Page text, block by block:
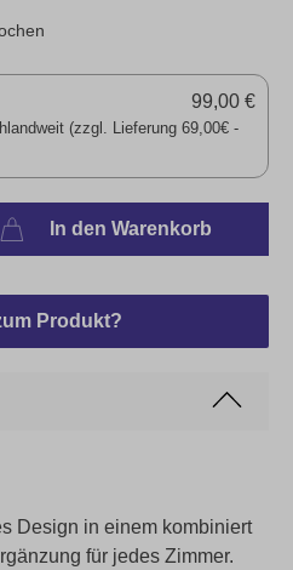
(zzgl. Lieferung 69,00€ -
99,00 €
In den Warenkorb
Produkt?
Design in einem kombiniert
für jedes Zimmer.